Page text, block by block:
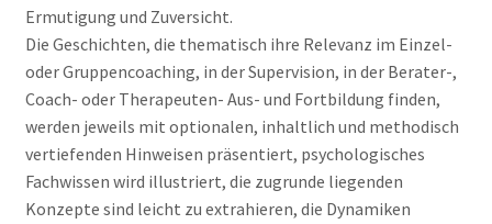
Ermutigung und Zuversicht.
Die Geschichten, die thematisch ihre Relevanz im Einzel-
oder Gruppencoaching, in der Supervision, in der Berater-,
Coach- oder Therapeuten- Aus- und Fortbildung finden,
werden jeweils mit optionalen, inhaltlich und methodisch
vertiefenden Hinweisen präsentiert, psychologisches
Fachwissen wird illustriert, die zugrunde liegenden
Konzepte sind leicht zu extrahieren, die Dynamiken